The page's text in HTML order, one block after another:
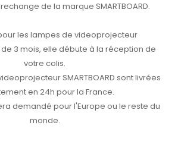
de la marque SMARTBOARD.
les lampes de videoprojecteur
de 3 mois, elle débute à la réception de
votre colis.
SMARTBOARD sont livrées
en 24h pour la France.
demandé pour l'Europe ou le reste du
monde.